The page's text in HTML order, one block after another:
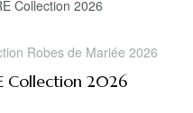
Robes de Mariée 2026
Collection 2026